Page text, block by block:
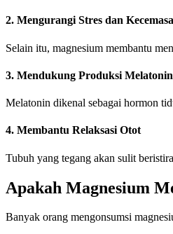
2. Mengurangi Stres dan
Selain itu, magnesium membantu
3. Mendukung Produksi Melatonin
Melatonin dikenal sebagai hormon
4. Membantu Relaksasi Otot
Tubuh yang tegang akan sulit
Apakah Magnesium
Banyak orang mengonsumsi